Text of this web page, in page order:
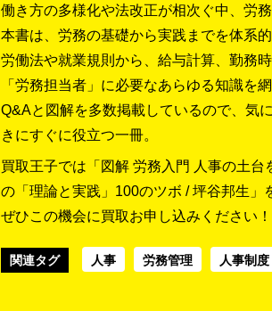
働き方の多様化や法改正が相次ぐ中、労
本書は、労務の基礎から実践までを体系
労働法や就業規則から、給与計算、勤務
「労務担当者」に必要なあらゆる知識を
Q&Aと図解を多数掲載しているので、気
きにすぐに役立つ一冊。
買取王子では「図解 労務入門 人事の土
の「理論と実践」100のツボ / 坪谷邦生」
ぜひこの機会に買取お申し込みください！
関連タグ 人事 労務管理 人事制度